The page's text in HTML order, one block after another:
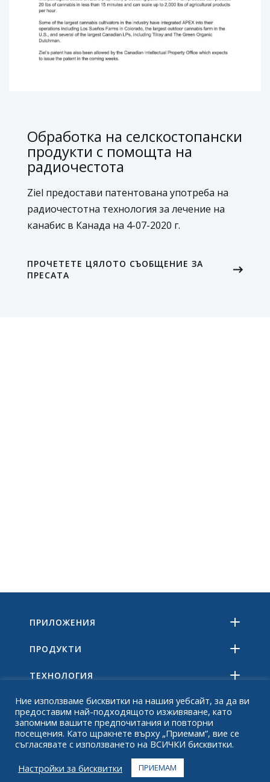
Обработка на селскостопански
продукти с помощта на
радиочестота
Ziel предостави патентована употреба на
радиочестотна технология за лечение на
канабис в Канада на 4-07-2020 г.
ПРОЧЕТЕТЕ ЦЯЛОТО СЪОБЩЕНИЕ ЗА
ПРЕСАТА
ПРИЛОЖЕНИЯ
ПРОДУКТИ
ТЕХНОЛОГИЯ
РЕСУРСИ
ОТНОСНО
Ние използваме бисквитки на нашия уебсайт, за да ви
предоставим най-подходящото изживяване, като
запомним вашите предпочитания и повторни
посещения. Като щракнете върху „Приемам“, вие се
съгласявате с използването на ВСИЧКИ бисквитки.
Настройки за бисквитки
ПРИЕМАМ